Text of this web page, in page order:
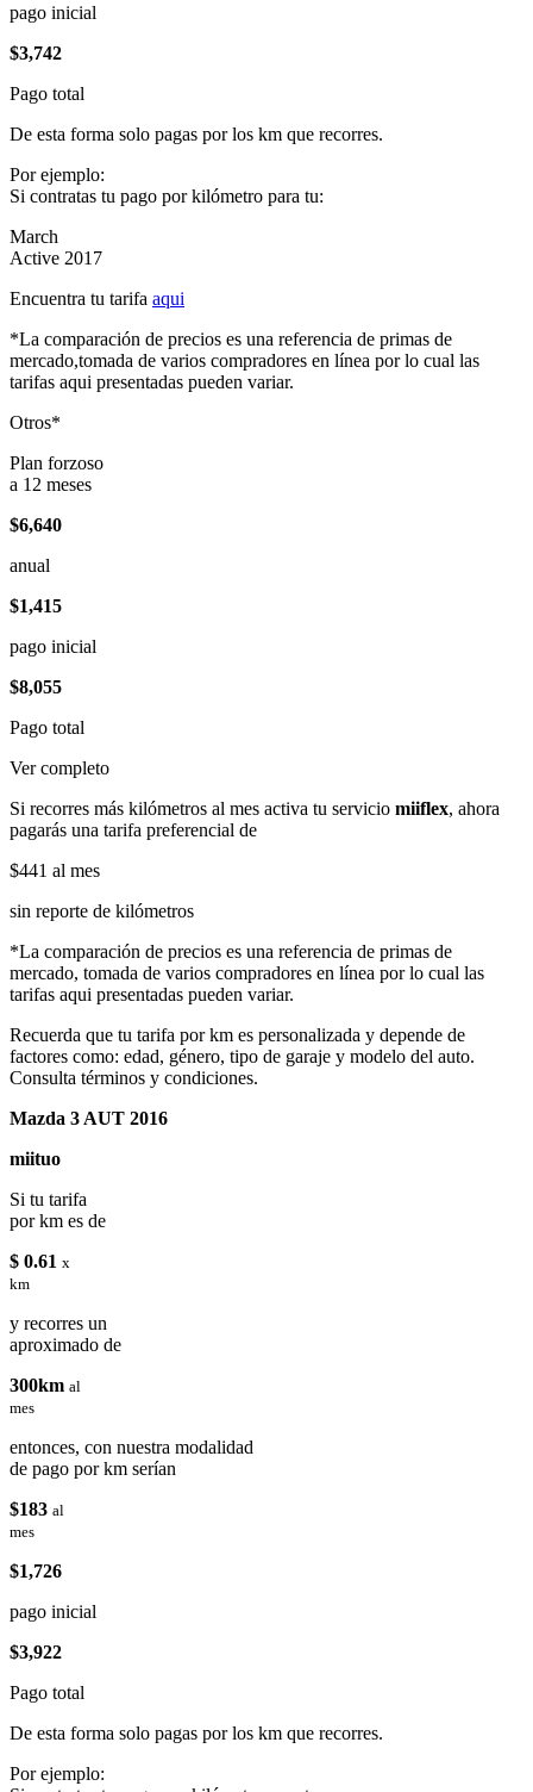
pago inicial
$3,742
Pago total
De esta forma solo pagas por los km que recorres.
Por ejemplo:
Si contratas tu pago por kilómetro para tu:
March
Active 2017
Encuentra tu tarifa aqui
*La comparación de precios es una referencia de primas de
mercado,tomada de varios compradores en línea por lo cual las
tarifas aqui presentadas pueden variar.
Otros*
Plan forzoso
a 12 meses
$6,640
anual
$1,415
pago inicial
$8,055
Pago total
Ver completo
Si recorres más kilómetros al mes activa tu servicio miiflex, ahora
pagarás una tarifa preferencial de
$441 al mes
sin reporte de kilómetros
*La comparación de precios es una referencia de primas de
mercado, tomada de varios compradores en línea por lo cual las
tarifas aqui presentadas pueden variar.
Recuerda que tu tarifa por km es personalizada y depende de
factores como: edad, género, tipo de garaje y modelo del auto.
Consulta términos y condiciones.
Mazda 3 AUT 2016
miituo
Si tu tarifa
por km es de
$ 0.61 x
km
y recorres un
aproximado de
300km al
mes
entonces, con nuestra modalidad
de pago por km serían
$183 al
mes
$1,726
pago inicial
$3,922
Pago total
De esta forma solo pagas por los km que recorres.
Por ejemplo: